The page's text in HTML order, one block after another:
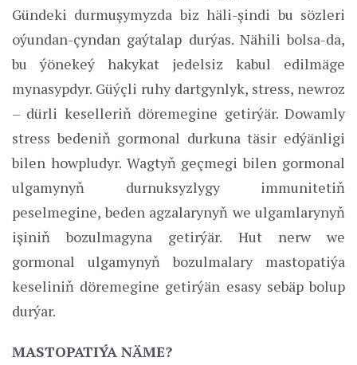
Gündeki durmuşymyzda biz häli-şindi bu sözleri
oýundan-çyndan gaýtalap durýas. Nähili bolsa-da,
bu ýönekeý hakykat jedelsiz kabul edilmäge
mynasypdyr. Güýçli ruhy dartgynlyk, stress, newroz
– dürli keselleriň döremegine getirýär. Dowamly
stress bedeniň gormonal durkuna täsir edýänligi
bilen howpludyr. Wagtyň geçmegi bilen gormonal
ulgamynyň durnuksyzlygy immunitetiň
peselmegine, beden agzalarynyň we ulgamlarynyň
işiniň bozulmagyna getirýär. Hut nerw we
gormonal ulgamynyň bozulmalary mastopatiýa
keseliniň döremegine getirýän esasy sebäp bolup
durýar.
MASTOPATIÝA NÄME?